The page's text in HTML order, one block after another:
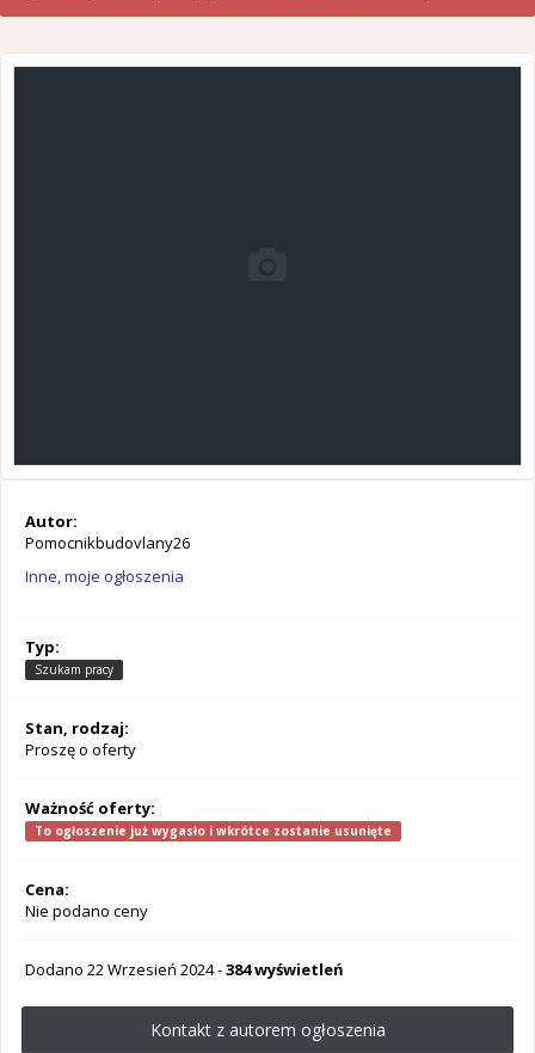
Autor:
Pomocnikbudovlany26
Inne, moje ogłoszenia
Typ:
Szukam pracy
Stan, rodzaj:
Proszę o oferty
Ważność oferty:
To ogłoszenie już wygasło i wkrótce zostanie usunięte
Cena:
Nie podano ceny
Dodano 22 Wrzesień 2024-384 wyświetleń
Kontakt z autorem ogłoszenia